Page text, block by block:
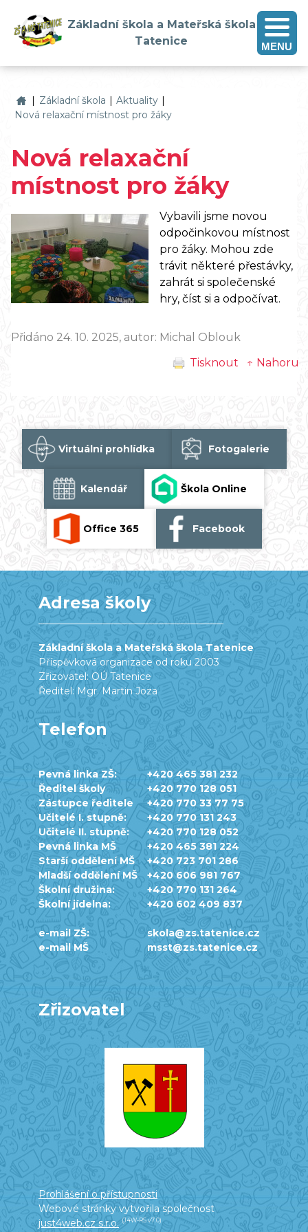
Základní škola a Mateřská škola
Tatenice
MENU
Základní škola a Mateřská škola Tatenice
| Základní škola | Aktuality |
Nová relaxační místnost pro žáky
Nová relaxační
místnost pro žáky
Vybavili jsme novou
odpočinkovou místnost
pro žáky. Mohou zde
trávit některé přestávky,
zahrát si společenské
hry, číst si a odpočívat.
Přidáno 24. 10. 2025, autor: Michal Oblouk
Tisknout
↑ Nahoru
Virtuální prohlídka Fotogalerie
Kalendář Škola Online
Office 365 Facebook
Adresa školy
Základní škola a Mateřská škola Tatenice
Příspěvková organizace od roku 2003
Zřizovatel: OÚ Tatenice
Ředitel: Mgr. Martin Joza
Telefon
Pevná linka ZŠ:
+420 465 381 232
Ředitel školy
+420 770 128 051
Zástupce ředitele
+420 770 33 77 75
Učitelé I. stupně:
+420 770 131 243
Učitelé II. stupně:
+420 770 128 052
Pevná linka MŠ
+420 465 381 224
Starší oddělení MŠ
+420 723 701 286
Mladší oddělení MŠ
+420 606 981 767
Školní družina:
+420 770 131 264
Školní jídelna:
+420 602 409 837
e-mail ZŠ:
skola@zs.tatenice.cz
e-mail MŠ
msst@zs.tatenice.cz
Zřizovatel
Prohlášení o přístupnosti
Webové stránky vytvořila společnost
just4web.cz s.r.o. (J4W-RS v7.0)